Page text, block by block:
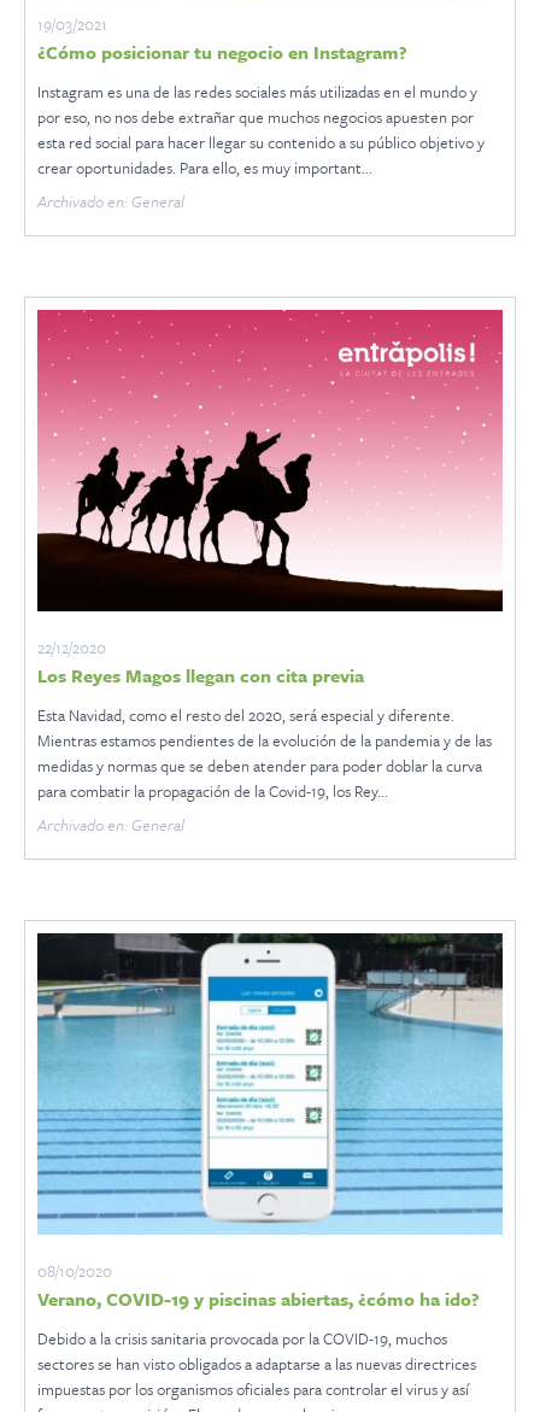
19/03/2021
¿Cómo posicionar tu negocio en Instagram?
Instagram es una de las redes sociales más utilizadas en el mundo y
por eso, no nos debe extrañar que muchos negocios apuesten por
esta red social para hacer llegar su contenido a su público objetivo y
crear oportunidades. Para ello, es muy important...
Archivado en: General
22/12/2020
Los Reyes Magos llegan con cita previa
Esta Navidad, como el resto del 2020, será especial y diferente.
Mientras estamos pendientes de la evolución de la pandemia y de las
medidas y normas que se deben atender para poder doblar la curva
para combatir la propagación de la Covid-19, los Rey...
Archivado en: General
08/10/2020
Verano, COVID-19 y piscinas abiertas, ¿cómo ha ido?
Debido a la crisis sanitaria provocada por la COVID-19, muchos
sectores se han visto obligados a adaptarse a las nuevas directrices
impuestas por los organismos oficiales para controlar el virus y así